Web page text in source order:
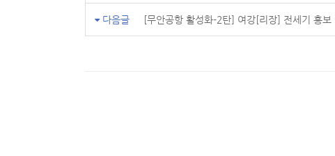
다음글 [무안공항 활성화-2탄] 여강[리장] 전세기 홍